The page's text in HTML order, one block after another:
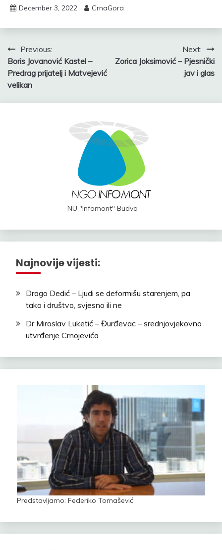
December 3, 2022 CrnaGora
Post
navigation
Previous:
Boris Jovanović Kastel –
Predrag prijatelj i Matvejević
velikan
Next:
Zorica Joksimović – Pjesnički
jav i glas
NU "Infomont" Budva
Najnovije vijesti:
Drago Dedić – Ljudi se deformišu starenjem, pa
tako i društvo, svjesno ili ne
Dr Miroslav Luketić – Đurđevac – srednjovjekovno
utvrđenje Crnojevića
Predstavljamo: Federiko Tomašević